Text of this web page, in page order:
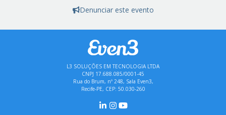
Denunciar este evento
L3 SOLUÇÕES EM TECNOLOGIA LTDA
CNPJ 17.688.085/0001-45
Rua do Brum, nº 248, Sala Even3,
Recife-PE, CEP: 50.030-260